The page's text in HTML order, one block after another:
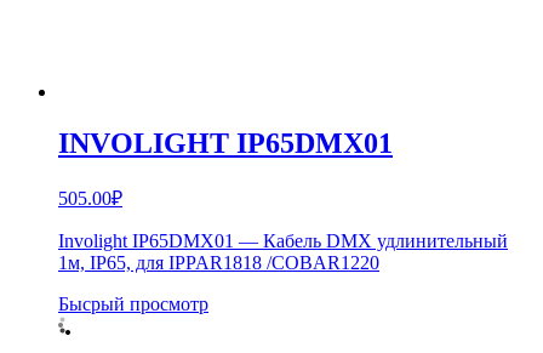
INVOLIGHT IP65DMX01
505.00₽
Involight IP65DMX01 — Кабель DMX удлинительный
1м, IP65, для IPPAR1818 /COBAR1220
Бысрый просмотр